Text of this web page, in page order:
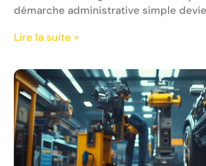
démarche administrative simple
Lire la suite »